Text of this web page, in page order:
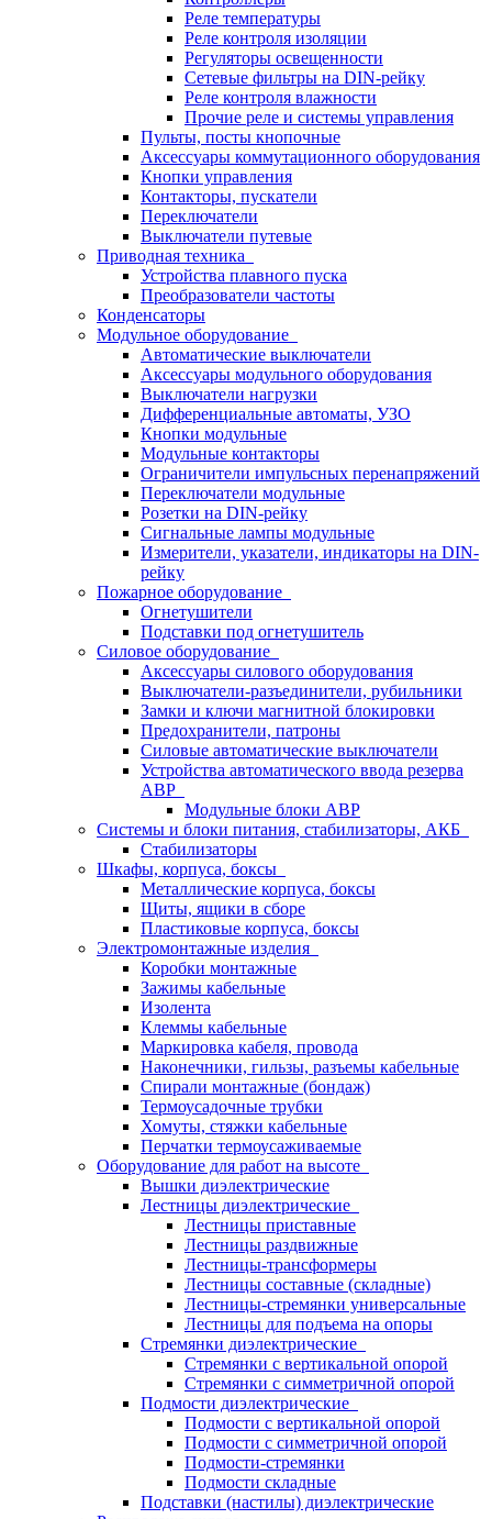
Реле температуры
Реле контроля изоляции
Регуляторы освещенности
Сетевые фильтры на DIN-рейку
Реле контроля влажности
Прочие реле и системы управления
Пульты, посты кнопочные
Аксессуары коммутационного оборудования
Кнопки управления
Контакторы, пускатели
Переключатели
Выключатели путевые
Приводная техника
Устройства плавного пуска
Преобразователи частоты
Конденсаторы
Модульное оборудование
Автоматические выключатели
Аксессуары модульного оборудования
Выключатели нагрузки
Дифференциальные автоматы, УЗО
Кнопки модульные
Модульные контакторы
Ограничители импульсных перенапряжений
Переключатели модульные
Розетки на DIN-рейку
Сигнальные лампы модульные
Измерители, указатели, индикаторы на DIN-
рейку
Пожарное оборудование
Огнетушители
Подставки под огнетушитель
Силовое оборудование
Аксессуары силового оборудования
Выключатели-разъединители, рубильники
Замки и ключи магнитной блокировки
Предохранители, патроны
Силовые автоматические выключатели
Устройства автоматического ввода резерва
АВР
Модульные блоки АВР
Системы и блоки питания, стабилизаторы, АКБ
Стабилизаторы
Шкафы, корпуса, боксы
Металлические корпуса, боксы
Щиты, ящики в сборе
Пластиковые корпуса, боксы
Электромонтажные изделия
Коробки монтажные
Зажимы кабельные
Изолента
Клеммы кабельные
Маркировка кабеля, провода
Наконечники, гильзы, разъемы кабельные
Спирали монтажные (бондаж)
Термоусадочные трубки
Хомуты, стяжки кабельные
Перчатки термоусаживаемые
Оборудование для работ на высоте
Вышки диэлектрические
Лестницы диэлектрические
Лестницы приставные
Лестницы раздвижные
Лестницы-трансформеры
Лестницы составные (складные)
Лестницы-стремянки универсальные
Лестницы для подъема на опоры
Стремянки диэлектрические
Стремянки с вертикальной опорой
Стремянки с симметричной опорой
Подмости диэлектрические
Подмости с вертикальной опорой
Подмости с симметричной опорой
Подмости-стремянки
Подмости складные
Подставки (настилы) диэлектрические